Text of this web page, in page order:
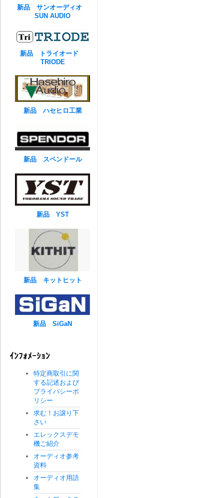
新品 サンオーディオ
SUN AUDIO
新品 トライオード
TRIODE
新品 ハセヒロ工業
新品 スペンドール
新品 YST
新品 キットヒット
新品 SiGaN
ｲﾝﾌｫﾒｰｼｮﾝ
特定商取引に関
する記述および
プライバシーポ
リシー
求む！お譲り下
さい
エレックスデモ
機ご紹介
オーディオ参考
資料
オーディオ用語
集